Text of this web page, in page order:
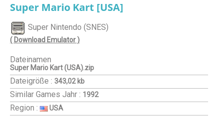
Super Mario Kart [USA]
Super Nintendo (SNES)
( Download Emulator )
Dateinamen
Super Mario Kart (USA).zip
Dateigröße : 343,02 kb
Similar Games Jahr : 1992
Region : USA